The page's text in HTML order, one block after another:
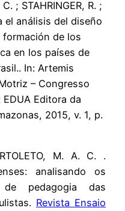
; STAHRINGER, R. ;
el análisis del diseño
de los
en los países de
In: Artemis
– Congresso
Editora da
2015, v. 1, p.
M. A. C. .
analisando os
pedagogia das
Revista Ensaio